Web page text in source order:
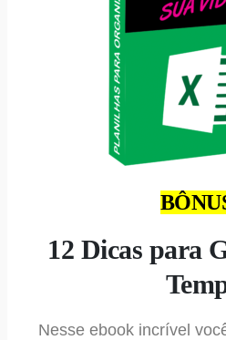
12 Dicas para
Nesse ebook incrível